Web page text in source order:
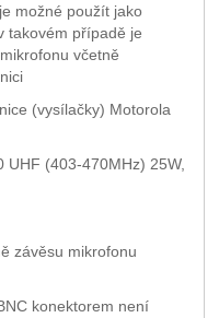
možné použít jako
takovém případě je
včetně
(vysílačky) Motorola
UHF (403-470MHz) 25W,
závěsu mikrofonu
konektorem není